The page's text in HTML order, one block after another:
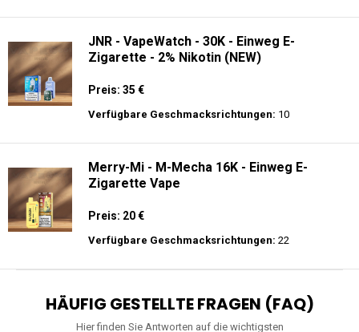
JNR - VapeWatch - 30K - Einweg E-
Zigarette - 2% Nikotin (NEW)
Preis: 35 €
Verfügbare Geschmacksrichtungen: 10
Merry-Mi - M-Mecha 16K - Einweg E-
Zigarette Vape
Preis: 20 €
Verfügbare Geschmacksrichtungen: 22
HÄUFIG GESTELLTE FRAGEN (FAQ)
Hier finden Sie Antworten auf die wichtigsten